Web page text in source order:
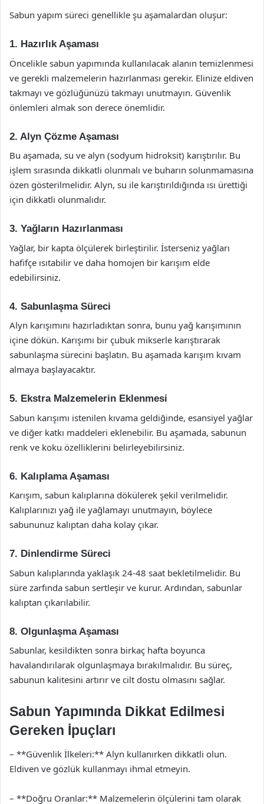
Sabun yapım süreci genellikle şu aşamalardan oluşur:
1. Hazırlık Aşaması
Öncelikle sabun yapımında kullanılacak alanın temizlenmesi
ve gerekli malzemelerin hazırlanması gerekir. Elinize eldiven
takmayı ve gözlüğünüzü takmayı unutmayın. Güvenlik
önlemleri almak son derece önemlidir.
2. Alyn Çözme Aşaması
Bu aşamada, su ve alyn (sodyum hidroksit) karıştırılır. Bu
işlem sırasında dikkatli olunmalı ve buharın solunmamasına
özen gösterilmelidir. Alyn, su ile karıştırıldığında ısı ürettiği
için dikkatli olunmalıdır.
3. Yağların Hazırlanması
Yağlar, bir kapta ölçülerek birleştirilir. İsterseniz yağları
hafifçe ısıtabilir ve daha homojen bir karışım elde
edebilirsiniz.
4. Sabunlaşma Süreci
Alyn karışımını hazırladıktan sonra, bunu yağ karışımının
içine dökün. Karışımı bir çubuk mikserle karıştırarak
sabunlaşma sürecini başlatın. Bu aşamada karışım kıvam
almaya başlayacaktır.
5. Ekstra Malzemelerin Eklenmesi
Sabun karışımı istenilen kıvama geldiğinde, esansiyel yağlar
ve diğer katkı maddeleri eklenebilir. Bu aşamada, sabunun
renk ve koku özelliklerini belirleyebilirsiniz.
6. Kalıplama Aşaması
Karışım, sabun kalıplarına dökülerek şekil verilmelidir.
Kalıplarınızı yağ ile yağlamayı unutmayın, böylece
sabununuz kalıptan daha kolay çıkar.
7. Dinlendirme Süreci
Sabun kalıplarında yaklaşık 24-48 saat bekletilmelidir. Bu
süre zarfında sabun sertleşir ve kurur. Ardından, sabunlar
kalıptan çıkarılabilir.
8. Olgunlaşma Aşaması
Sabunlar, kesildikten sonra birkaç hafta boyunca
havalandırılarak olgunlaşmaya bırakılmalıdır. Bu süreç,
sabunun kalitesini artırır ve cilt dostu olmasını sağlar.
Sabun Yapımında Dikkat Edilmesi
Gereken İpuçları
– **Güvenlik İlkeleri:** Alyn kullanırken dikkatli olun.
Eldiven ve gözlük kullanmayı ihmal etmeyin.
– **Doğru Oranlar:** Malzemelerin ölçülerini tam olarak